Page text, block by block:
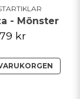
- Mönster
kr